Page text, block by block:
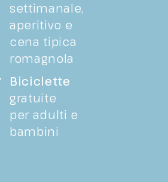
settimanale,
aperitivo e
cena tipica
romagnola
Biciclette
gratuite
per adulti e
bambini